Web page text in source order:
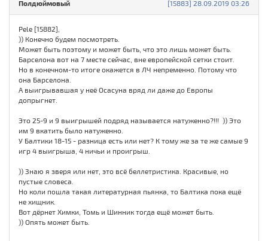
[15883] 28.09.2019 03:26
Полдюймовый
Pele [15882],
)) Конечно будем посмотреть.
Может быть поэтому и может быть, что это лишь может быть.
Барселона вот на 7 месте сейчас, вне европейской сетки стоит.
Но в конечном-то итоге окажется в ЛЧ непременно. Потому что
она Барселона.
А выигрывавшая у неё Осасуна вряд ли даже до Европы
допрыгнет.
Это 25-9 и 9 выигрышей подряд называется натуженно?!!! )) Это
им 9 вкатить было натуженно.
У Балтики 18-15 - разница есть или нет? К тому же за те же самые 9
игр 4 выигрыша, 4 ничьи и проигрыш.
)) Знаю я зверя или нет, это всё беллетристика. Красивые, но
пустые словеса.
Но коли пошла такая литературная пьянка, то Балтика пока ещё
не хищник.
Вот дёрнет Химки, Томь и Шинник тогда ещё может быть.
)) Опять может быть.